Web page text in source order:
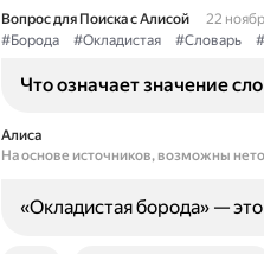
Вопрос для Поиска с Алисой
22
#Борода
#Окладистая #Словарь
Что означает значение
Алиса
На основе источников, возможны
«Окладистая борода» —